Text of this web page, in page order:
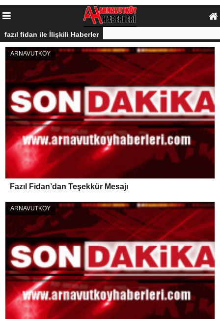
fazıl fidan ile İlişkili Haberler
ARNAVUTKÖY
Fazıl Fidan’dan Teşekkür Mesajı
ARNAVUTKÖY